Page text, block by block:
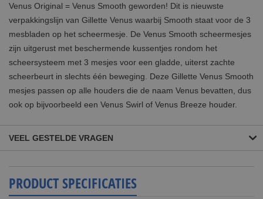
Venus Original = Venus Smooth geworden! Dit is nieuwste
verpakkingslijn van Gillette Venus waarbij Smooth staat voor de 3
mesbladen op het scheermesje. De Venus Smooth scheermesjes
zijn uitgerust met beschermende kussentjes rondom het
scheersysteem met 3 mesjes voor een gladde, uiterst zachte
scheerbeurt in slechts één beweging. Deze Gillette Venus Smooth
mesjes passen op alle houders die de naam Venus bevatten, dus
ook op bijvoorbeeld een Venus Swirl of Venus Breeze houder.
VEEL GESTELDE VRAGEN
PRODUCT SPECIFICATIES